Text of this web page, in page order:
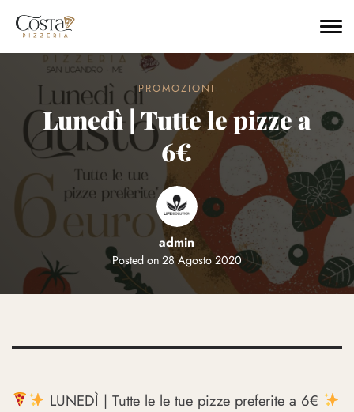
PROMOZIONI
Lunedì | Tutte le pizze a
6€
Posted on 28 Agosto 2020
admin
LUNEDÌ | Tutte le le tue pizze preferite a 6€